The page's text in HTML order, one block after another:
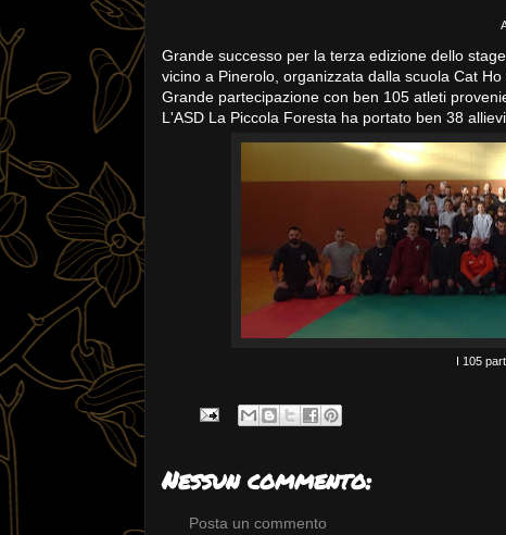
Grande successo per la terza edizione dello
vicino a Pinerolo, organizzata dalla scuola Cat Ho
Grande partecipazione con ben 105 atleti
L'ASD La Piccola Foresta ha portato ben 38
I 105
Nessun commento:
Posta un commento